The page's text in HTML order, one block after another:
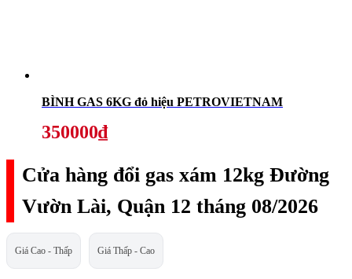
BÌNH GAS 6KG đỏ hiệu PETROVIETNAM
350000₫
Cửa hàng đổi gas xám 12kg Đường
Vườn Lài, Quận 12 tháng 08/2026
Giá Cao - Thấp Giá Thấp - Cao